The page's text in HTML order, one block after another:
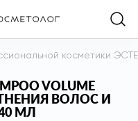
косметики
VOLUME
ВОЛОС И
МЛ